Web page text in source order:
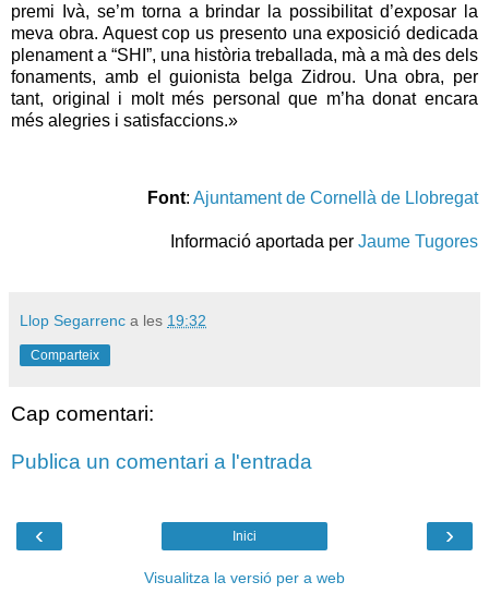
premi Ivà, se’m torna a brindar la possibilitat d’exposar la
meva obra. Aquest cop us presento una exposició dedicada
plenament a “SHI”, una història treballada, mà a mà des dels
fonaments, amb el guionista belga Zidrou. Una obra, per
tant, original i molt més personal que m’ha donat encara
més alegries i satisfaccions.»
Font: Ajuntament de Cornellà de Llobregat
Informació aportada per Jaume Tugores
Llop Segarrenc a les 19:32
Comparteix
Cap comentari:
Publica un comentari a l'entrada
‹ ›
Inici
Visualitza la versió per a web